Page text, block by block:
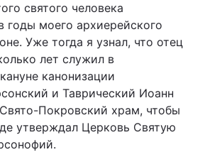
святого человека
годы моего архиерейского
Уже тогда я узнал, что отец
лет служил в
канонизации
и Таврический Иоанн
Покровский храм, чтобы
утверждал Церковь Святую